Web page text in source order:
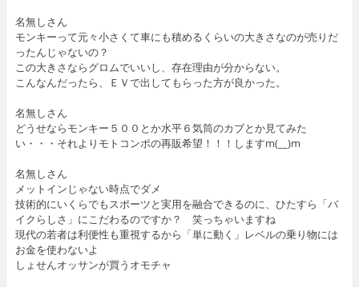
名無しさん
モンキーって元々小さくて車にも積めるくらいの大きさなのが売りだ
ったんじゃないの？
この大きさならグロムでいいし、存在理由が分からない。
こんなんだったら、ＥＶで出してもらった方が良かった。
名無しさん
どうせならモンキー５００とか水平６気筒のカブとか見てみた
い・・・それよりモトコンポの再販希望！！！しますm(__)m
名無しさん
メットインじゃない時点でダメ
技術的にいくらでもスポーツと実用を融合できるのに、ひたすら「バ
イクらしさ」にこだわるのですか？ 笑っちゃいますね
現代の若者は利便性も重視するから「単に動く」レベルの乗り物には
お金を使わないよ
しょせんオッサンが買うオモチャ